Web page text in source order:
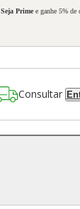
Seja Prime e ganhe 5% de
Consultar